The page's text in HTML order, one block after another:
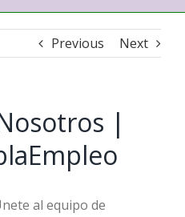
Previous Next
|
al equipo de